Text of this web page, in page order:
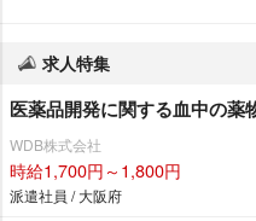
求人特集
医薬品開発に関する血中の薬
WDB株式会社
時給1,700円～1,800円
派遣社員 / 大阪府